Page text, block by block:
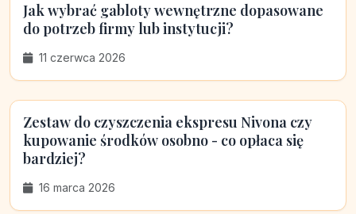
Jak wybrać gabloty wewnętrzne dopasowane
do potrzeb firmy lub instytucji?
11 czerwca 2026
Zestaw do czyszczenia ekspresu Nivona czy
kupowanie środków osobno - co opłaca się
bardziej?
16 marca 2026